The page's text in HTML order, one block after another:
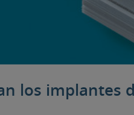
los implantes